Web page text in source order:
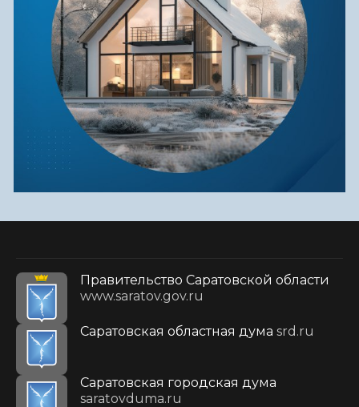
Правительство Саратовской области
www.saratov.gov.ru
Саратовская областная дума srd.ru
Саратовская городская дума
saratovduma.ru